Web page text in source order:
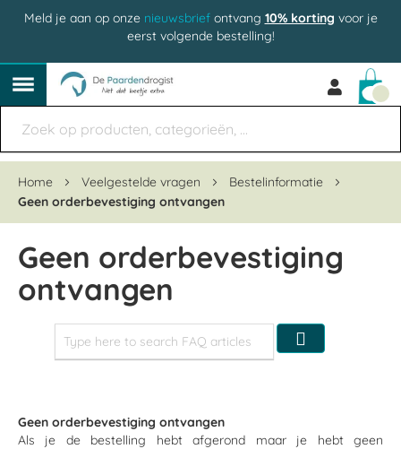
Meld je aan op onze nieuwsbriefontvang 10% korting voor je
eerst volgende bestelling!
Home Veelgestelde vragen
Bestelinformatie
Geen orderbevestiging ontvangen
Geen orderbevestiging
ontvangen
Zoeken
Geen orderbevestiging ontvangen
Als je de bestelling hebt afgerond maar je hebt geen